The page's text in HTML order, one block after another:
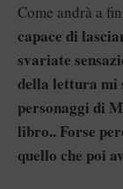
Come andrà a
capace di
svariate
della lettura mi
personaggi di
libro.. Forse
quello che poi